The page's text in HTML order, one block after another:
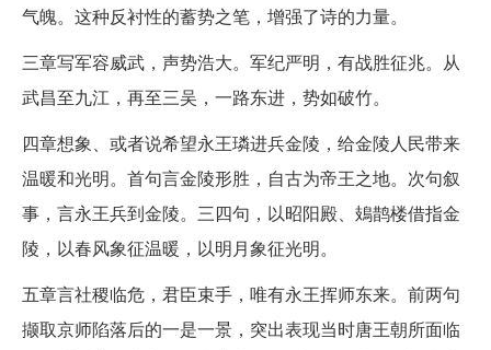
气魄。这种反衬性的蓄势之笔，增强了诗的力量。
三章写军容威武，声势浩大。军纪严明，有战胜征兆。从
武昌至九江，再至三吴，一路东进，势如破竹。
四章想象、或者说希望永王璘进兵金陵，给金陵人民带来
温暖和光明。首句言金陵形胜，自古为帝王之地。次句叙
事，言永王兵到金陵。三四句，以昭阳殿、鳷鹊楼借指金
陵，以春风象征温暖，以明月象征光明。
五章言社稷临危，君臣束手，唯有永王挥师东来。前两句
撷取京师陷落后的一是一景，突出表现当时唐王朝所面临